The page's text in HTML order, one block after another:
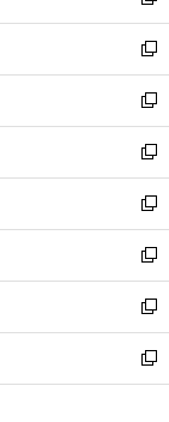
ウ
で
開
く
ン
ド
ウ
で
開
く
ウ
ィ
ン
ド
ウ
で
開
く
し
い
ウ
ィ
ン
ド
ウ
で
開
く
新
し
い
ウ
ィ
ン
ド
ウ
で
開
く
新
し
い
ウ
ィ
ン
ド
ウ
で
開
く
新
し
い
ウ
ィ
ン
ド
ウ
で
開
新
し
い
ウ
ィ
ン
ド
ウ
新
し
い
ウ
ィ
ン
新
し
い
ウ
新
し